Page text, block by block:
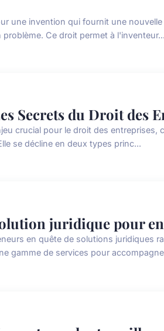
une invention qui fournit une
Ce droit permet à l'inventeur...
Secrets du Droit des
crucial pour le droit des entreprises,
se décline en deux types princ...
juridique pour
en quête de solutions juridiques
gamme de services pour